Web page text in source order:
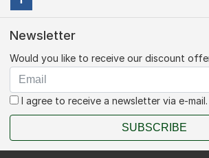
Newsletter
Would you like to receive our discount
I agree to receive a newsletter via e-mail.
SUBSCRIBE